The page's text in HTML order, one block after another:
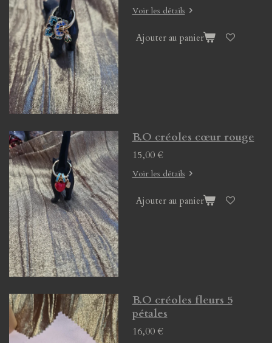
Voir les détails
Ajouter au panier
B.O créoles cœur rouge
15,00 €
Voir les détails
Ajouter au panier
B.O créoles fleurs 5
pétales
16,00 €